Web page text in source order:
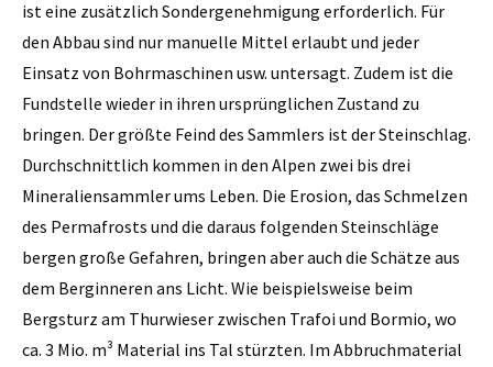
ist eine zusätzlich Sondergenehmigung erforderlich. Für
den Abbau sind nur manuelle Mittel erlaubt und jeder
Einsatz von Bohrmaschinen usw. untersagt. Zudem ist die
Fundstelle wieder in ihren ursprünglichen Zustand zu
bringen. Der größte Feind des Sammlers ist der Steinschlag.
Durchschnittlich kommen in den Alpen zwei bis drei
Mineraliensammler ums Leben. Die Erosion, das Schmelzen
des Permafrosts und die daraus folgenden Steinschläge
bergen große Gefahren, bringen aber auch die Schätze aus
dem Berginneren ans Licht. Wie beispielsweise beim
Bergsturz am Thurwieser zwischen Trafoi und Bormio, wo
ca. 3 Mio. m³ Material ins Tal stürzten. Im Abbruchmaterial